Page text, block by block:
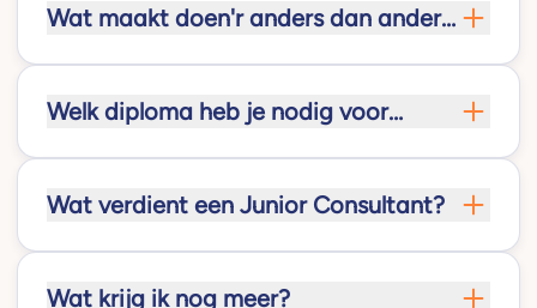
Wat maakt doen'r anders dan andere
Welk diploma heb je nodig voor
Wat verdient een Junior Consultant?
Wat krijg ik nog meer?